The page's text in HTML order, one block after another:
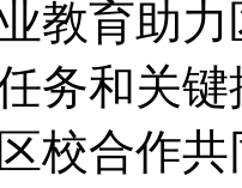
教育助
务和关
校合作